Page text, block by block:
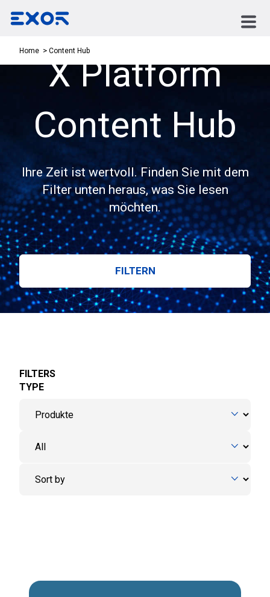
Home Content Hub
X Platform
Content Hub
Ihre Zeit ist wertvoll. Finden Sie mit dem
Filter unten heraus, was Sie lesen
möchten.
FILTERN
FILTERS
TYPE